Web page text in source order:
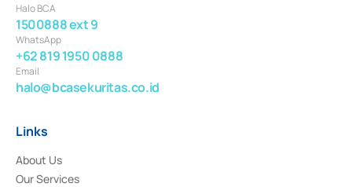
Halo BCA
1500888 ext 9
WhatsApp
+62 819 1950 0888
Email
halo@bcasekuritas.co.id
Links
About Us
Our Services